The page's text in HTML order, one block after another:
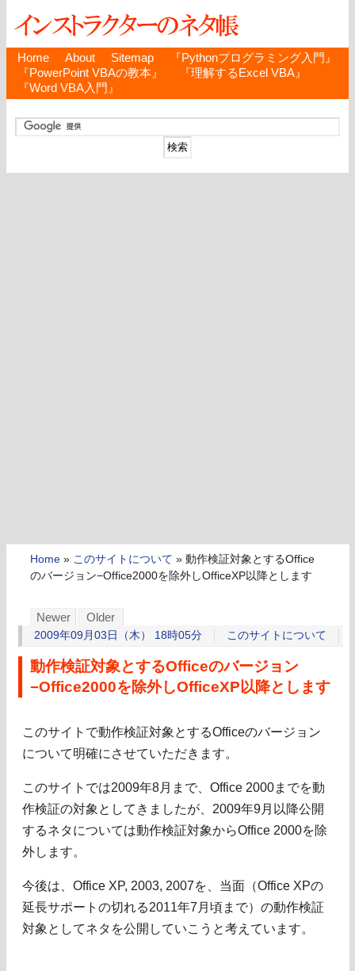
Home About Sitemap
『Pythonプログラミング入門』
『PowerPoint VBAの教本』
『理解するExcel VBA』
『Word VBA入門』
Home » このサイトについて » 動作検証対象とするOffice
のバージョン−Office2000を除外しOfficeXP以降とします
Newer Older
2009年09月03日（木） 18時05分 このサイトについて
動作検証対象とするOfficeのバージョン
−Office2000を除外しOfficeXP以降とします
このサイトで動作検証対象とするOfficeのバージョン
について明確にさせていただきます。
このサイトでは2009年8月まで、Office 2000までを動
作検証の対象としてきましたが、2009年9月以降公開
するネタについては動作検証対象からOffice 2000を除
外します。
今後は、Office XP, 2003, 2007を、当面（Office XPの
延長サポートの切れる2011年7月頃まで）の動作検証
対象としてネタを公開していこうと考えています。